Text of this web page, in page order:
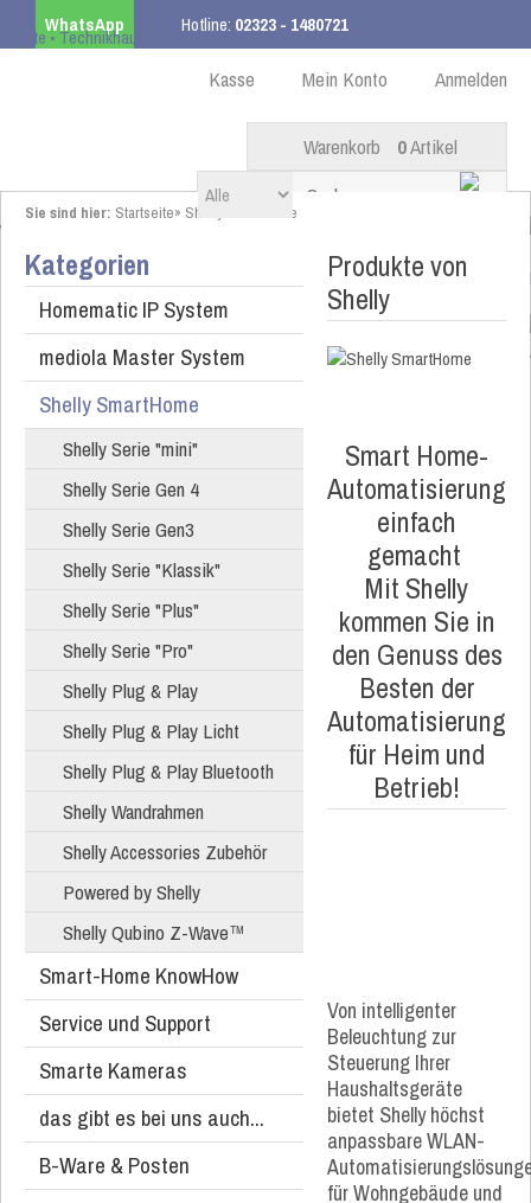
WhatsApp Hotline: 02323 - 1480721
ab 99,00 € innerhalb DE Anmelden
Mein Konto
Kasse
Warenkorb 0Artikel
Sie sind hier: Startseite» Shelly SmartHome
Kategorien
Homematic IP System
mediola Master System
Shelly SmartHome
Shelly Serie "mini"
Shelly Serie Gen 4
Shelly Serie Gen3
Shelly Serie "Klassik"
Shelly Serie "Plus"
Shelly Serie "Pro"
Shelly Plug & Play
Shelly Plug & Play Licht
Shelly Plug & Play Bluetooth
Shelly Wandrahmen
Shelly Accessories Zubehör
Powered by Shelly
Shelly Qubino Z-Wave™
Smart-Home KnowHow
Service und Support
Smarte Kameras
das gibt es bei uns auch...
B-Ware & Posten
Produkte von
Shelly
Smart Home-
Automatisierung
einfach
gemacht
Mit Shelly
kommen Sie in
den Genuss des
Besten der
Automatisierung
für Heim und
Betrieb!
Von intelligenter
Beleuchtung zur
Steuerung Ihrer
Haushaltsgeräte
bietet Shelly höchst
anpassbare WLAN-
für Wohngebäude und